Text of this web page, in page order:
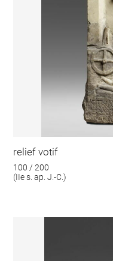
relief votif
100 / 200
(IIe s. ap. J.-C.)